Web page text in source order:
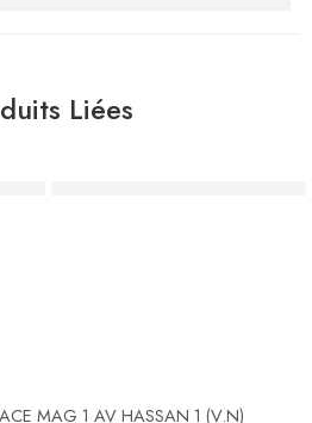
Liées
MAG 1 AV HASSAN 1 (V.N)